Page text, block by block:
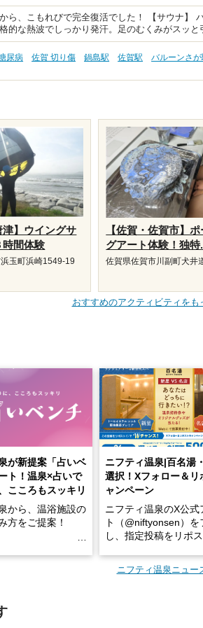
ら、こもれびで完全復活でした！ 【サウナ】
的な熱波でしっかり発汗。足のむくみがスッと
尿病 佐賀 切り傷 鍋島駅 佐賀駅
バルーンさが
津】ウイングサ
時間体験
玉町浜崎1549-19
【佐賀・佐賀市】
グアート体験！独特
佐賀県佐賀市川副町犬井
おすすめのアクティビティをも
が新提案「占いベ
ト！温泉×占いで
こころもスッキリ
から、温浴施設の
方をご提案！
トなど気軽に楽し
ニフティ温泉|百名湯
選択！Xフォロー＆リ
ャンペーン
ニフティ温泉のX公式
ト（@niftyonsen）を
し、指定投稿をリポ
GIFT500円分をプレ
ニフティ温泉ニュー